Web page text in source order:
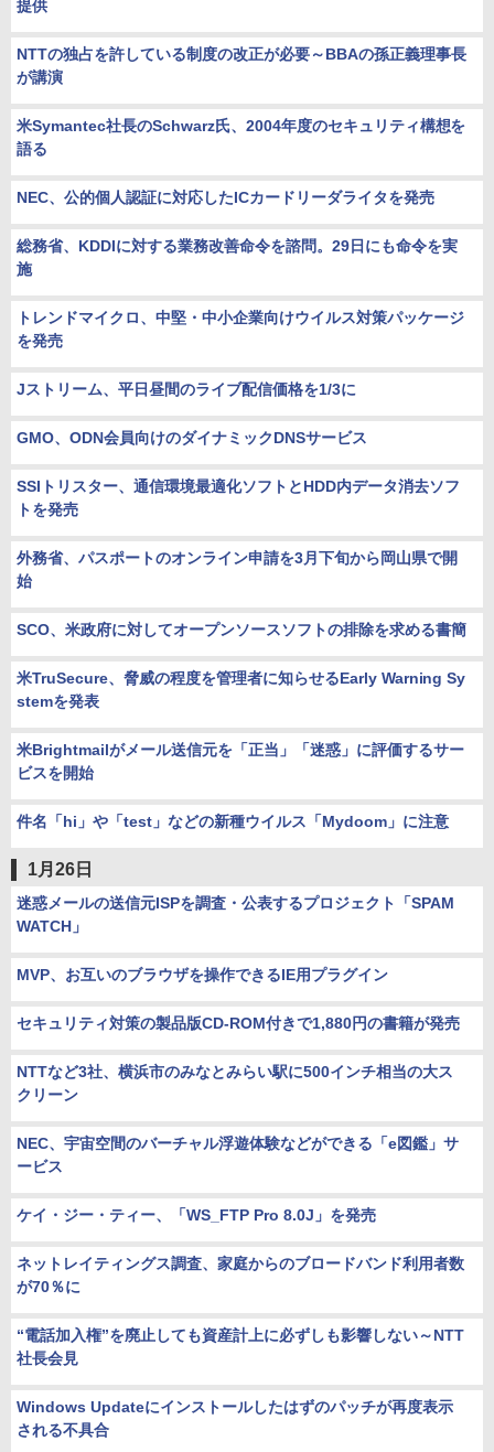
提供
NTTの独占を許している制度の改正が必要～BBAの孫正義理事長
が講演
米Symantec社長のSchwarz氏、2004年度のセキュリティ構想を
語る
NEC、公的個人認証に対応したICカードリーダライタを発売
総務省、KDDIに対する業務改善命令を諮問。29日にも命令を実
施
トレンドマイクロ、中堅・中小企業向けウイルス対策パッケージ
を発売
Jストリーム、平日昼間のライブ配信価格を1/3に
GMO、ODN会員向けのダイナミックDNSサービス
SSIトリスター、通信環境最適化ソフトとHDD内データ消去ソフ
トを発売
外務省、パスポートのオンライン申請を3月下旬から岡山県で開
始
SCO、米政府に対してオープンソースソフトの排除を求める書簡
米TruSecure、脅威の程度を管理者に知らせるEarly Warning Sy
stemを発表
米Brightmailがメール送信元を「正当」「迷惑」に評価するサー
ビスを開始
件名「hi」や「test」などの新種ウイルス「Mydoom」に注意
1月26日
迷惑メールの送信元ISPを調査・公表するプロジェクト「SPAM
WATCH」
MVP、お互いのブラウザを操作できるIE用プラグイン
セキュリティ対策の製品版CD-ROM付きで1,880円の書籍が発売
NTTなど3社、横浜市のみなとみらい駅に500インチ相当の大ス
クリーン
NEC、宇宙空間のバーチャル浮遊体験などができる「e図鑑」サ
ービス
ケイ・ジー・ティー、「WS_FTP Pro 8.0J」を発売
ネットレイティングス調査、家庭からのブロードバンド利用者数
が70％に
“電話加入権”を廃止しても資産計上に必ずしも影響しない～NTT
社長会見
Windows Updateにインストールしたはずのパッチが再度表示
される不具合